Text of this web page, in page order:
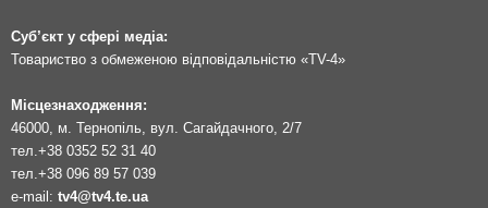
Суб’єкт у сфері медіа:
Товариство з обмеженою відповідальністю «TV-4»
Місцезнаходження:
46000, м. Тернопіль, вул. Сагайдачного, 2/7
тел. +38 0352 52 31 40
тел. +38 096 89 57 039
e-mail: tv4@tv4.te.ua